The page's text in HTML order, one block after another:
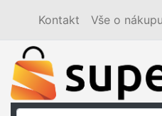
Kontakt Vše o nákupu